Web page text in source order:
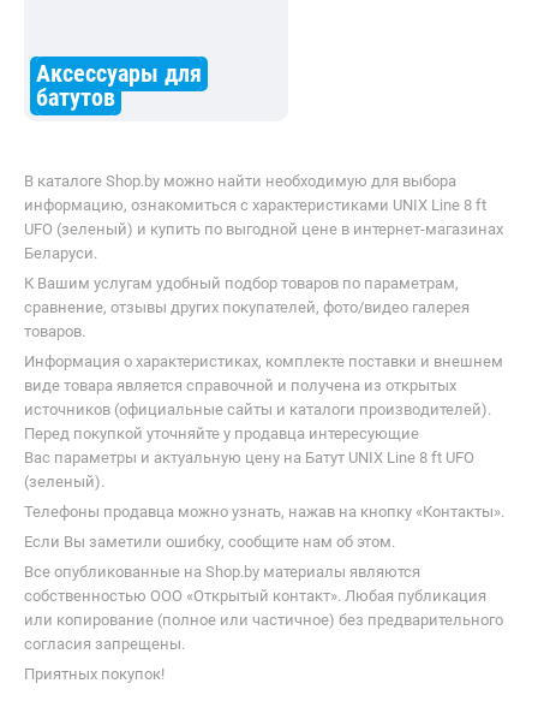
Аксессуары для
батутов
В каталоге Shop.by можно найти необходимую для выбора
информацию, ознакомиться с характеристиками UNIX Line 8 ft
UFO (зеленый) и купить по выгодной цене в интернет-магазинах
Беларуси.
К Вашим услугам удобный подбор товаров по параметрам,
сравнение, отзывы других покупателей, фото/видео галерея
товаров.
Информация о характеристиках, комплекте поставки и внешнем
виде товара является справочной и получена из открытых
источников (официальные сайты и каталоги производителей).
Перед покупкой уточняйте у продавца интересующие
Вас параметры и актуальную цену на Батут UNIX Line 8 ft UFO
(зеленый).
Телефоны продавца можно узнать, нажав на кнопку «Контакты».
Если Вы заметили ошибку, сообщите нам об этом.
Все опубликованные на Shop.by материалы являются
собственностью ООО «Открытый контакт». Любая публикация
или копирование (полное или частичное) без предварительного
согласия запрещены.
Приятных покупок!